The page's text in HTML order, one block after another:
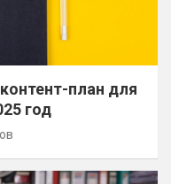
план для
год